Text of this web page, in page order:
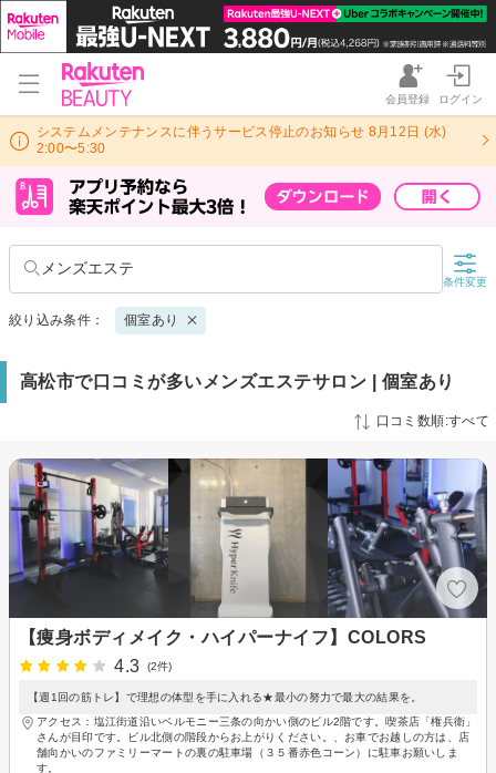
会員登録 ログイン
システムメンテナンスに伴うサービス停止のお知らせ 8月12日 (水)
2:00〜5:30
メンズエステ
条件変更
絞り込み条件： 個室あり
高松市で口コミが多いメンズエステサロン | 個室あり
口コミ数順:すべて
【痩身ボディメイク・ハイパーナイフ】COLORS
4.3
(2件)
【週1回の筋トレ】で理想の体型を手に入れる★最小の努力で最大の結果を。
アクセス：塩江街道沿いベルモニー三条の向かい側のビル2階です。喫茶店「権兵衛」
さんが目印です。ビル北側の階段からお上がりください。、お車でお越しの方は、店
舗向かいのファミリーマートの裏の駐車場（３５番赤色コーン）に駐車お願いしま
す。